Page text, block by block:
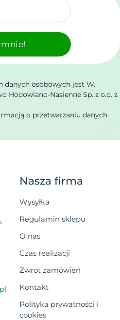
osobowych jest W.
Hodowlano-Nasienne Sp. z o.o. z
o przetwarzaniu danych
Nasza firma
Wysyłka
Regulamin sklepu
O nas
Czas realizacji
Zwrot zamówień
Kontakt
Polityka prywatności i
cookies